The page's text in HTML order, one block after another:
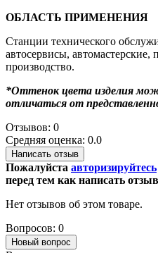
ОБЛАСТЬ ПРИМЕНЕНИЯ
Станции технического
автосервисы,
производство.
*Оттенок цвета изделия
отличаться от
Отзывов: 0
Средняя оценка: 0.0
Написать отзыв
Пожалуйста авторизируйтесь
перед тем как написать отзыв
Нет отзывов об этом товаре.
Вопросов: 0
Новый вопрос